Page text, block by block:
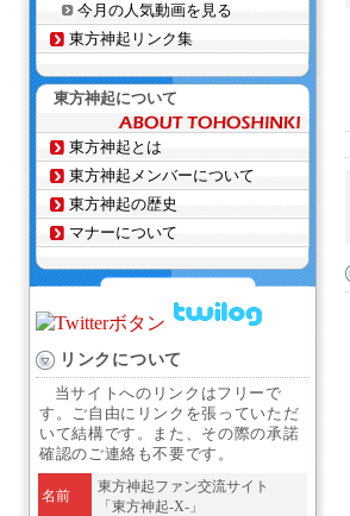
今月の人気動画を見る
東方神起リンク集
東方神起について
東方神起とは
東方神起メンバーについて
東方神起の歴史
マナーについて
リンクについて
当サイトへのリンクはフリーで
す。ご自由にリンクを張っていただ
いて結構です。また、その際の承諾
確認のご連絡も不要です。
名前
東方神起ファン交流サイト
「東方神起-X-」